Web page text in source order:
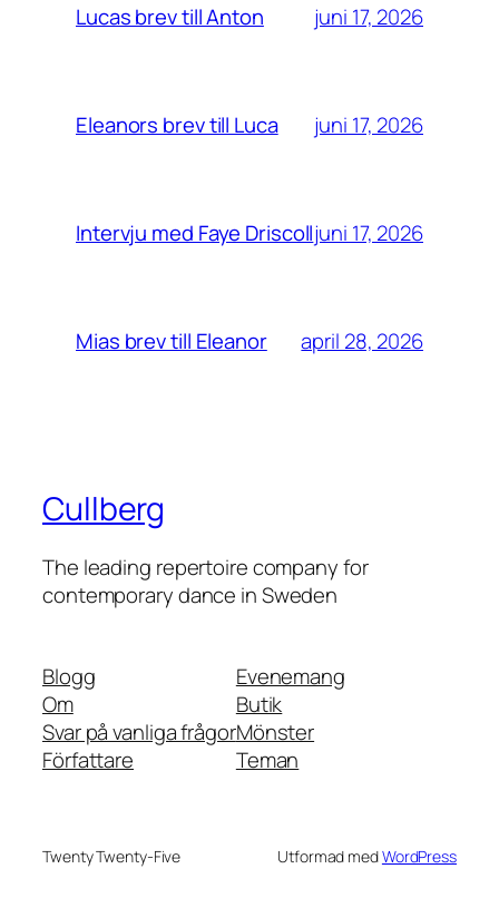
Lucas brev till Anton juni 17, 2026
Eleanors brev till Luca juni 17, 2026
Intervju med Faye Driscolljuni 17, 2026
Mias brev till Eleanor april 28, 2026
Cullberg
The leading repertoire company for
contemporary dance in Sweden
Blogg
Om
Svar på vanliga frågor
Författare
Evenemang
Butik
Mönster
Teman
Twenty Twenty-Five Utformad medWordPress